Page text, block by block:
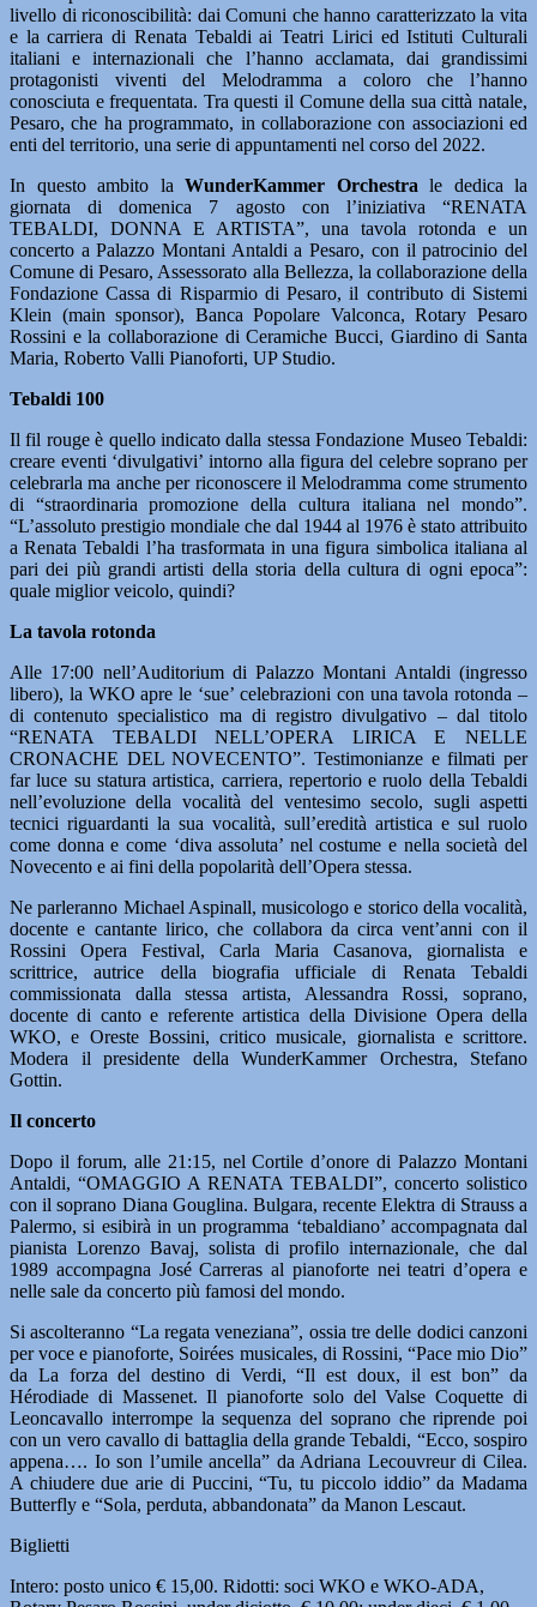
livello di riconoscibilità: dai Comuni che hanno caratterizzato la vita
e la carriera di Renata Tebaldi ai Teatri Lirici ed Istituti Culturali
italiani e internazionali che l’hanno acclamata, dai grandissimi
protagonisti viventi del Melodramma a coloro che l’hanno
conosciuta e frequentata. Tra questi il Comune della sua città natale,
Pesaro, che ha programmato, in collaborazione con associazioni ed
enti del territorio, una serie di appuntamenti nel corso del 2022.
In questo ambito la WunderKammer Orchestra le dedica la
giornata di domenica 7 agosto con l’iniziativa “RENATA
TEBALDI, DONNA E ARTISTA”, una tavola rotonda e un
concerto a Palazzo Montani Antaldi a Pesaro, con il patrocinio del
Comune di Pesaro, Assessorato alla Bellezza, la collaborazione della
Fondazione Cassa di Risparmio di Pesaro, il contributo di Sistemi
Klein (main sponsor), Banca Popolare Valconca, Rotary Pesaro
Rossini e la collaborazione di Ceramiche Bucci, Giardino di Santa
Maria, Roberto Valli Pianoforti, UP Studio.
Tebaldi 100
Il fil rouge è quello indicato dalla stessa Fondazione Museo Tebaldi:
creare eventi ‘divulgativi’ intorno alla figura del celebre soprano per
celebrarla ma anche per riconoscere il Melodramma come strumento
di “straordinaria promozione della cultura italiana nel mondo”.
“L’assoluto prestigio mondiale che dal 1944 al 1976 è stato attribuito
a Renata Tebaldi l’ha trasformata in una figura simbolica italiana al
pari dei più grandi artisti della storia della cultura di ogni epoca”:
quale miglior veicolo, quindi?
La tavola rotonda
Alle 17:00 nell’Auditorium di Palazzo Montani Antaldi (ingresso
libero), la WKO apre le ‘sue’ celebrazioni con una tavola rotonda –
di contenuto specialistico ma di registro divulgativo – dal titolo
“RENATA TEBALDI NELL’OPERA LIRICA E NELLE
CRONACHE DEL NOVECENTO”. Testimonianze e filmati per
far luce su statura artistica, carriera, repertorio e ruolo della Tebaldi
nell’evoluzione della vocalità del ventesimo secolo, sugli aspetti
tecnici riguardanti la sua vocalità, sull’eredità artistica e sul ruolo
come donna e come ‘diva assoluta’ nel costume e nella società del
Novecento e ai fini della popolarità dell’Opera stessa.
Ne parleranno Michael Aspinall, musicologo e storico della vocalità,
docente e cantante lirico, che collabora da circa vent’anni con il
Rossini Opera Festival, Carla Maria Casanova, giornalista e
scrittrice, autrice della biografia ufficiale di Renata Tebaldi
commissionata dalla stessa artista, Alessandra Rossi, soprano,
docente di canto e referente artistica della Divisione Opera della
WKO, e Oreste Bossini, critico musicale, giornalista e scrittore.
Modera il presidente della WunderKammer Orchestra, Stefano
Gottin.
Il concerto
Dopo il forum, alle 21:15, nel Cortile d’onore di Palazzo Montani
Antaldi, “OMAGGIO A RENATA TEBALDI”, concerto solistico
con il soprano Diana Gouglina. Bulgara, recente Elektra di Strauss a
Palermo, si esibirà in un programma ‘tebaldiano’ accompagnata dal
pianista Lorenzo Bavaj, solista di profilo internazionale, che dal
1989 accompagna José Carreras al pianoforte nei teatri d’opera e
nelle sale da concerto più famosi del mondo.
Si ascolteranno “La regata veneziana”, ossia tre delle dodici canzoni
per voce e pianoforte, Soirées musicales, di Rossini, “Pace mio Dio”
da La forza del destino di Verdi, “Il est doux, il est bon” da
Hérodiade di Massenet. Il pianoforte solo del Valse Coquette di
Leoncavallo interrompe la sequenza del soprano che riprende poi
con un vero cavallo di battaglia della grande Tebaldi, “Ecco, sospiro
appena…. Io son l’umile ancella” da Adriana Lecouvreur di Cilea.
A chiudere due arie di Puccini, “Tu, tu piccolo iddio” da Madama
Butterfly e “Sola, perduta, abbandonata” da Manon Lescaut.
Biglietti
Intero: posto unico € 15,00. Ridotti: soci WKO e WKO-ADA,